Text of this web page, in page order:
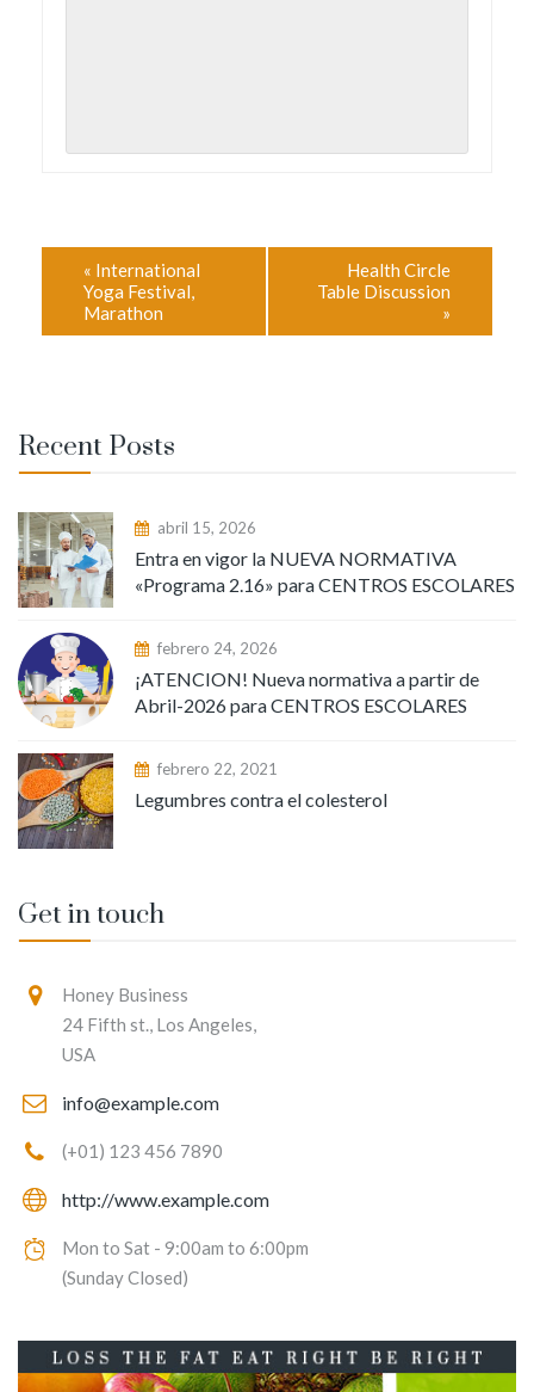
« International
Yoga Festival,
Marathon
Health Circle
Table Discussion
»
Recent Posts
abril 15, 2026
Entra en vigor la NUEVA NORMATIVA
«Programa 2.16» para CENTROS ESCOLARES
febrero 24, 2026
¡ATENCION! Nueva normativa a partir de
Abril-2026 para CENTROS ESCOLARES
febrero 22, 2021
Legumbres contra el colesterol
Get in touch
Honey Business
24 Fifth st., Los Angeles,
USA
info@example.com
(+01) 123 456 7890
http://www.example.com
Mon to Sat - 9:00am to 6:00pm
(Sunday Closed)